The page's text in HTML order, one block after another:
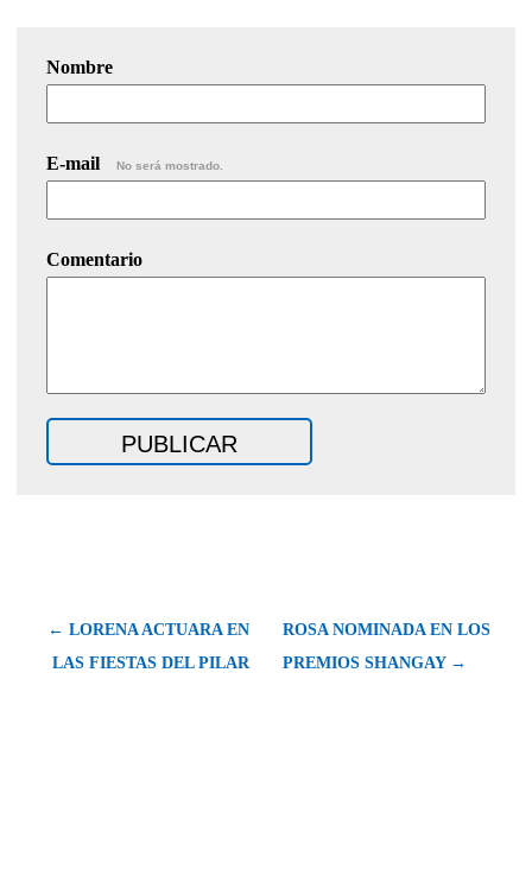
Nombre
E-mail No será mostrado.
Comentario
← LORENA ACTUARA EN
LAS FIESTAS DEL PILAR
ROSA NOMINADA EN LOS
PREMIOS SHANGAY →